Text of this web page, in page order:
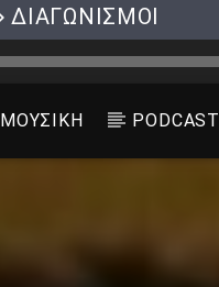
ΔΙΑΓΩΝΙΣΜΟΙ
ΜΟΥΣΙΚΗ